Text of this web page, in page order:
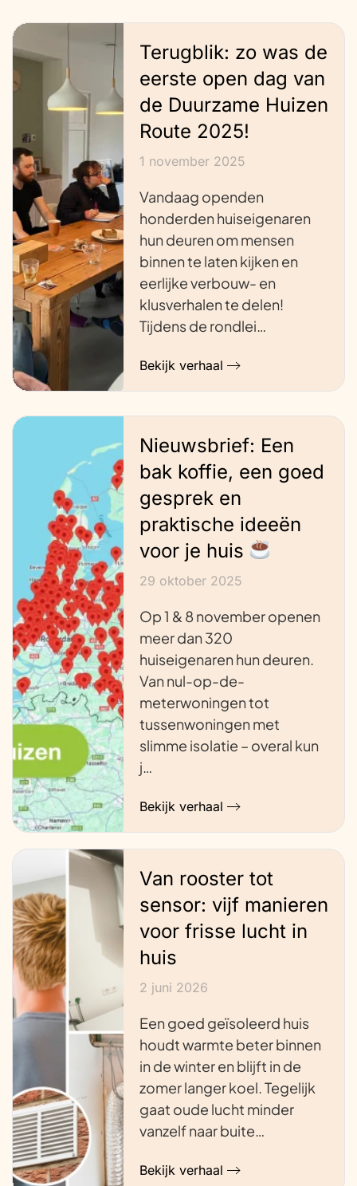
Terugblik: zo was de
eerste open dag van
de Duurzame Huizen
Route 2025!
1 november 2025
Vandaag openden
honderden huiseigenaren
hun deuren om mensen
binnen te laten kijken en
eerlijke verbouw- en
klusverhalen te delen!
Tijdens de rondlei…
Bekijk verhaal
Nieuwsbrief: Een
bak koffie, een goed
gesprek en
praktische ideeën
voor je huis
29 oktober 2025
Op 1 & 8 november openen
meer dan 320
huiseigenaren hun deuren.
Van nul-op-de-
meterwoningen tot
tussenwoningen met
slimme isolatie – overal kun
j…
Bekijk verhaal
Van rooster tot
sensor: vijf manieren
voor frisse lucht in
huis
2 juni 2026
Een goed geïsoleerd huis
houdt warmte beter binnen
in de winter en blijft in de
zomer langer koel. Tegelijk
gaat oude lucht minder
vanzelf naar buite…
Bekijk verhaal